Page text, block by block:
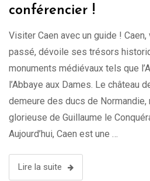
conférencier !
Visiter Caen avec un guide !
passé, dévoile ses trésors
monuments médiévaux tels que
l’Abbaye aux Dames. Le château
demeure des ducs de Normandie,
glorieuse de Guillaume le
Aujourd’hui, Caen est une …
Lire la suite